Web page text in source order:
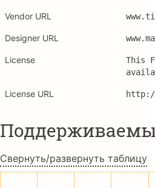
Vendor URL
Designer URL
License
This
License URL
Свернуть/развернуть таблицу